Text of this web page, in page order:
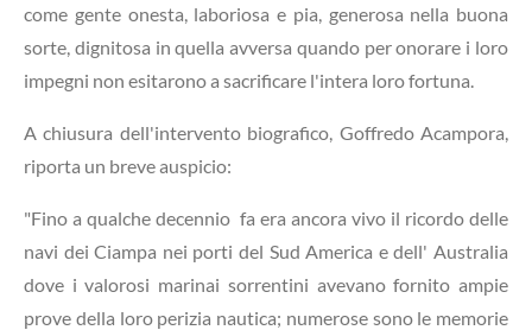
come gente onesta, laboriosa e pia, generosa nella buona
sorte, dignitosa in quella avversa quando per onorare i loro
impegni non esitarono a sacrificare l'intera loro fortuna.
A chiusura dell'intervento biografico, Goffredo Acampora,
riporta un breve auspicio:
"Fino a qualche decennio fa era ancora vivo il ricordo delle
navi dei Ciampa nei porti del Sud America e dell' Australia
dove i valorosi marinai sorrentini avevano fornito ampie
prove della loro perizia nautica; numerose sono le memorie